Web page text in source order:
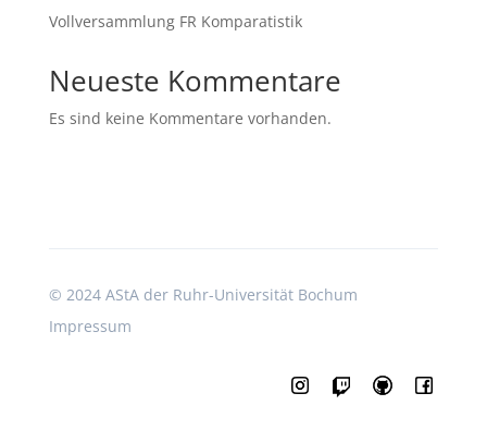
Vollversammlung FR Komparatistik
Neueste Kommentare
Es sind keine Kommentare vorhanden.
© 2024 AStA der Ruhr-Universität Bochum
Impressum